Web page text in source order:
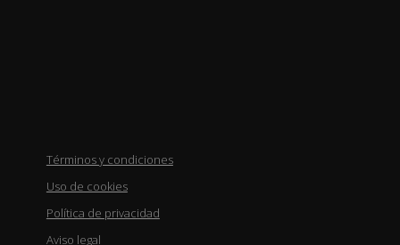
Términos y condiciones
Uso de cookies
Política de privacidad
Aviso legal